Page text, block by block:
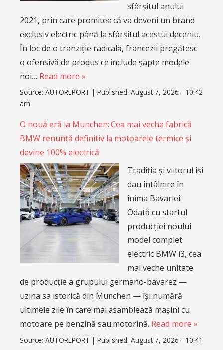
sfârșitul anului
2021, prin care promitea că va deveni un brand
exclusiv electric până la sfârșitul acestui deceniu.
În loc de o tranziție radicală, francezii pregătesc
o ofensivă de produs ce include șapte modele
noi… Read more »
Source: AUTOREPORT | Published: August 7, 2026 - 10:42
am
O nouă eră la Munchen: Cea mai veche fabrică
BMW renunță definitiv la motoarele termice și
devine 100% electrică
Tradiția și viitorul își
dau întâlnire în
inima Bavariei.
Odată cu startul
producției noului
model complet
electric BMW i3, cea
mai veche unitate
de producție a grupului germano-bavarez —
uzina sa istorică din Munchen — își numără
ultimele zile în care mai asamblează mașini cu
motoare pe benzină sau motorină. Read more »
Source: AUTOREPORT | Published: August 7, 2026 - 10:41